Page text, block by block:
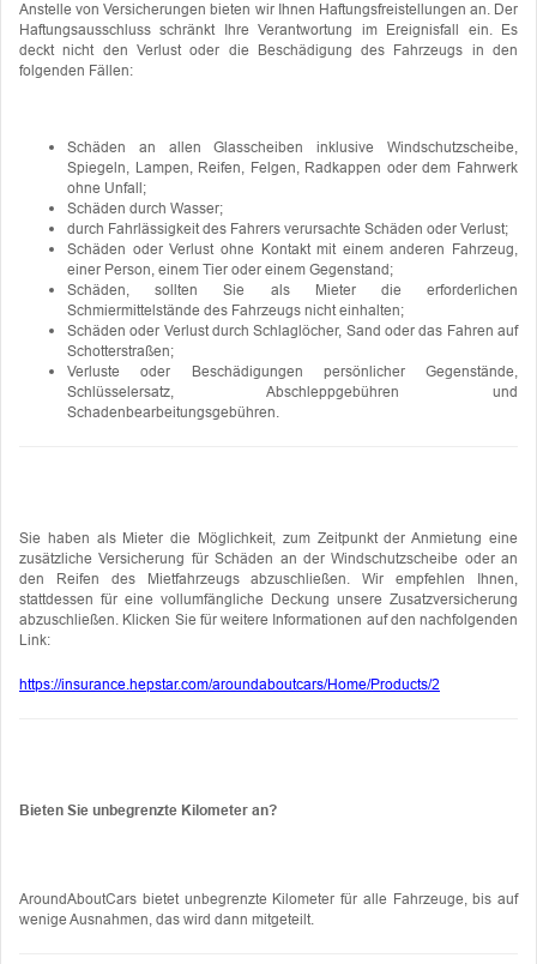
Anstelle von Versicherungen bieten wir Ihnen Haftungsfreistellungen an. Der
Haftungsausschluss schränkt Ihre Verantwortung im Ereignisfall ein. Es
deckt nicht den Verlust oder die Beschädigung des Fahrzeugs in den
folgenden Fällen:
Schäden an allen Glasscheiben inklusive Windschutzscheibe,
Spiegeln, Lampen, Reifen, Felgen, Radkappen oder dem Fahrwerk
ohne Unfall;
Schäden durch Wasser;
durch Fahrlässigkeit des Fahrers verursachte Schäden oder Verlust;
Schäden oder Verlust ohne Kontakt mit einem anderen Fahrzeug,
einer Person, einem Tier oder einem Gegenstand;
Schäden, sollten Sie als Mieter die erforderlichen
Schmiermittelstände des Fahrzeugs nicht einhalten;
Schäden oder Verlust durch Schlaglöcher, Sand oder das Fahren auf
Schotterstraßen;
Verluste oder Beschädigungen persönlicher Gegenstände,
Schlüsselersatz, Abschleppgebühren und
Schadenbearbeitungsgebühren.
Sie haben als Mieter die Möglichkeit, zum Zeitpunkt der Anmietung eine
zusätzliche Versicherung für Schäden an der Windschutzscheibe oder an
den Reifen des Mietfahrzeugs abzuschließen. Wir empfehlen Ihnen,
stattdessen für eine vollumfängliche Deckung unsere Zusatzversicherung
abzuschließen. Klicken Sie für weitere Informationen auf den nachfolgenden
Link:
https://insurance.hepstar.com/aroundaboutcars/Home/Products/2
Bieten Sie unbegrenzte Kilometer an?
AroundAboutCars bietet unbegrenzte Kilometer für alle Fahrzeuge, bis auf
wenige Ausnahmen, das wird dann mitgeteilt.